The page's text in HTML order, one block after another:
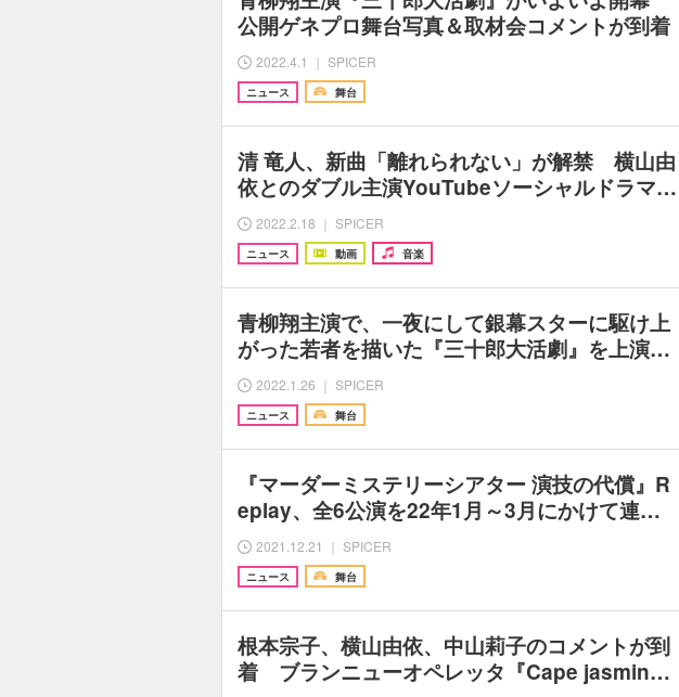
公開ゲネプロ舞台写真＆取材会コメントが到着
2022.4.1 ｜ SPICER
ニュース 舞台
清 竜人、新曲「離れられない」が解禁 横山由
依とのダブル主演YouTubeソーシャルドラマ…
2022.2.18 ｜ SPICER
ニュース 動画 音楽
青柳翔主演で、一夜にして銀幕スターに駆け上
がった若者を描いた『三十郎大活劇』を上演…
2022.1.26 ｜ SPICER
ニュース 舞台
『マーダーミステリーシアター 演技の代償』R
eplay、全6公演を22年1月～3月にかけて連…
2021.12.21 ｜ SPICER
ニュース 舞台
根本宗子、横山由依、中山莉子のコメントが到
着 ブランニューオペレッタ『Cape jasmin…